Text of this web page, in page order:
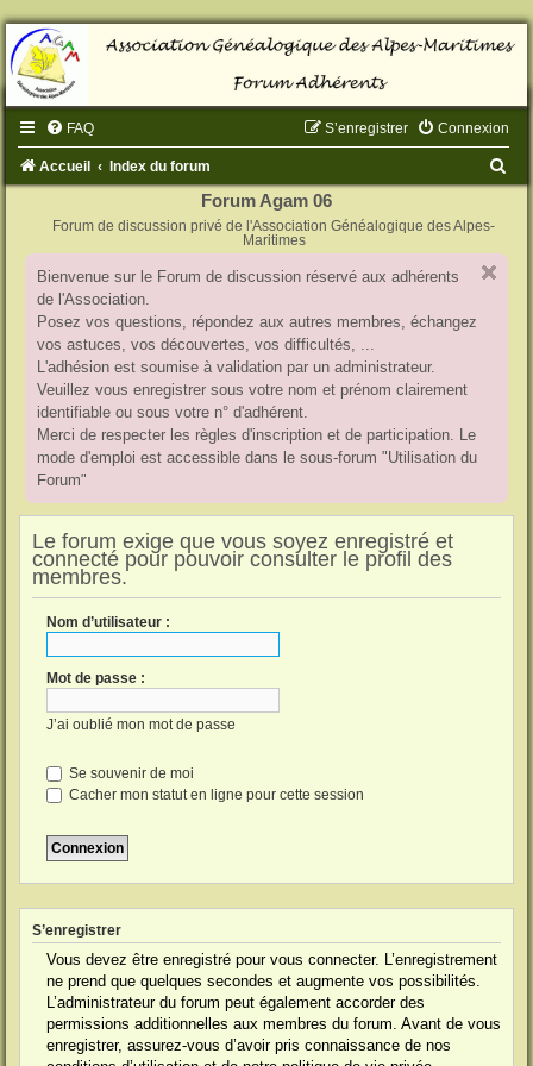
FAQ Connexion
S’enregistrer
Accueil Index du forum
Forum Agam 06
Forum de discussion privé de l'Association Généalogique des Alpes-
Maritimes
Bienvenue sur le Forum de discussion réservé aux adhérents
de l'Association.
Posez vos questions, répondez aux autres membres, échangez
vos astuces, vos découvertes, vos difficultés, ...
L'adhésion est soumise à validation par un administrateur.
Veuillez vous enregistrer sous votre nom et prénom clairement
identifiable ou sous votre n° d'adhérent.
Merci de respecter les règles d'inscription et de participation. Le
mode d'emploi est accessible dans le sous-forum "Utilisation du
Forum"
Le forum exige que vous soyez enregistré et
connecté pour pouvoir consulter le profil des
membres.
Nom d’utilisateur :
Mot de passe :
J’ai oublié mon mot de passe
Se souvenir de moi
Cacher mon statut en ligne pour cette session
S’enregistrer
Vous devez être enregistré pour vous connecter. L’enregistrement
ne prend que quelques secondes et augmente vos possibilités.
L’administrateur du forum peut également accorder des
permissions additionnelles aux membres du forum. Avant de vous
enregistrer, assurez-vous d’avoir pris connaissance de nos